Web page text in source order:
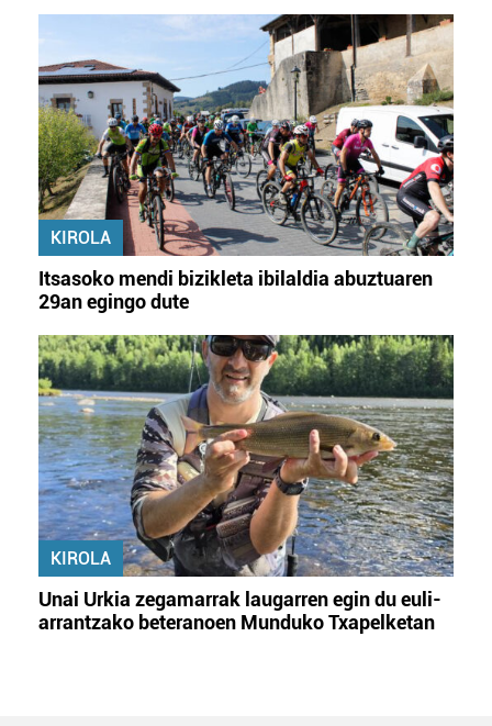
KIROLA
Itsasoko mendi bizikleta ibilaldia abuztuaren
29an egingo dute
KIROLA
Unai Urkia zegamarrak laugarren egin du euli-
arrantzako beteranoen Munduko Txapelketan